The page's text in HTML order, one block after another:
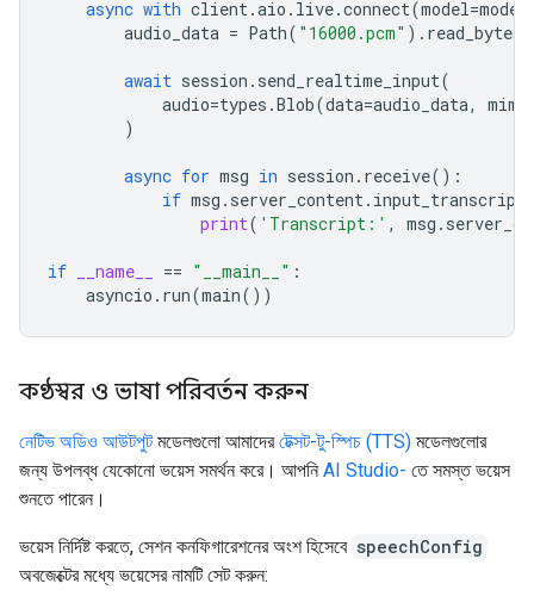
async with client.aio . live.connect(model=model
audio_data = Path( "16000.pcm" ) . read_bytes
await session . send_realtime_input(
audio=types .Blob(data=audio_data,
)
async for msg in session . receive():
if msg . server_content.
print( 'Transcript:' , msg .
if __name__ == "__main__" :
asyncio . run(main())
কণ্ঠস্বর ও ভাষা পরিবর্তন করুন
নেটিভ অডিও আউটপুটমডেলগুলো আমাদেরটেক্সট-টু-স্পিচ (TTS) মডেলগুলোর
জন্য উপলব্ধ যেকোনো ভয়েস সমর্থন করে। আপনি AI Studio- তে সমস্ত ভয়েস
শুনতে পারেন।
ভয়েস নির্দিষ্ট করতে, সেশন কনফিগারেশনের অংশ হিসেবে speechConfig
অবজেক্টের মধ্যে ভয়েসের নামটি সেট করুন: